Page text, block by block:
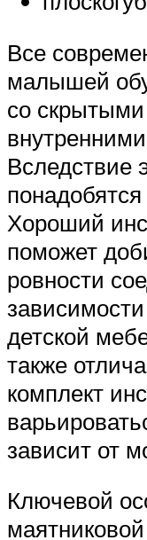
Все
малышей
со
Вследствие
Хороший
поможет
ровности
детской
также
комплект
зависит от
Ключевой